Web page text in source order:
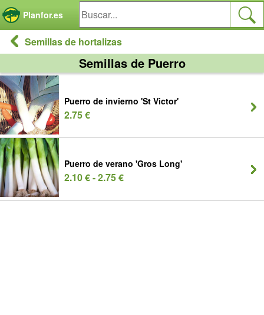
Planfor.es
Semillas de hortalizas
Semillas de Puerro
Puerro de invierno 'St Victor'
2.75 €
Puerro de verano 'Gros Long'
2.10 € - 2.75 €
Panel de gestión de cookies